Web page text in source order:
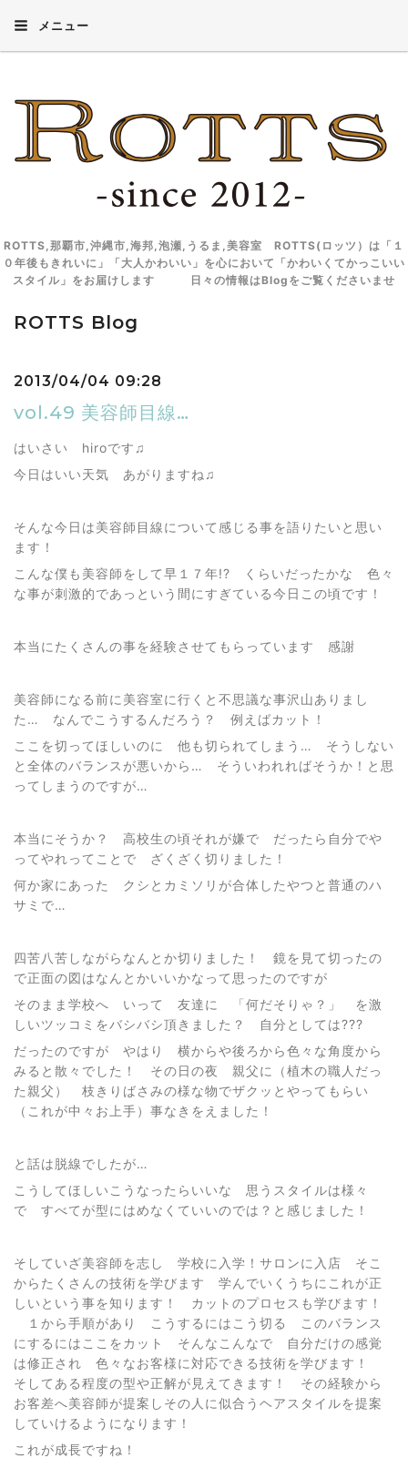
メニュー
ROTTS,那覇市,沖縄市,海邦,泡瀬,うるま,美容室 ROTTS(ロッツ）は「１
０年後もきれいに」「大人かわいい」を心において「かわいくてかっこいい
スタイル」をお届けします 日々の情報はBlogをご覧くださいませ
ROTTS Blog
2013/04/04 09:28
vol.49 美容師目線…
はいさい hiroです♫
今日はいい天気 あがりますね♫
そんな今日は美容師目線について感じる事を語りたいと思い
ます！
こんな僕も美容師をして早１７年!? くらいだったかな 色々
な事が刺激的であっという間にすぎている今日この頃です！
本当にたくさんの事を経験させてもらっています 感謝
美容師になる前に美容室に行くと不思議な事沢山ありまし
た… なんでこうするんだろう？ 例えばカット！
ここを切ってほしいのに 他も切られてしまう… そうしない
と全体のバランスが悪いから… そういわれればそうか！と思
ってしまうのですが…
本当にそうか？ 高校生の頃それが嫌で だったら自分でや
ってやれってことで ざくざく切りました！
何か家にあった クシとカミソリが合体したやつと普通のハ
サミで…
四苦八苦しながらなんとか切りました！ 鏡を見て切ったの
で正面の図はなんとかいいかなって思ったのですが
そのまま学校へ いって 友達に 「何だそりゃ？」 を激
しいツッコミをバシバシ頂きました？ 自分としては???
だったのですが やはり 横からや後ろから色々な角度から
みると散々でした！ その日の夜 親父に（植木の職人だっ
た親父） 枝きりばさみの様な物でザクッとやってもらい
（これが中々お上手）事なきをえました！
と話は脱線でしたが…
こうしてほしいこうなったらいいな 思うスタイルは様々
で すべてが型にはめなくていいのでは？と感じました！
そしていざ美容師を志し 学校に入学！サロンに入店 そこ
からたくさんの技術を学びます 学んでいくうちにこれが正
しいという事を知ります！ カットのプロセスも学びます！
１から手順があり こうするにはこう切る このバランス
にするにはここをカット そんなこんなで 自分だけの感覚
は修正され 色々なお客様に対応できる技術を学びます！
そしてある程度の型や正解が見えてきます！ その経験から
お客差へ美容師が提案しその人に似合うヘアスタイルを提案
していけるようになります！
これが成長ですね！